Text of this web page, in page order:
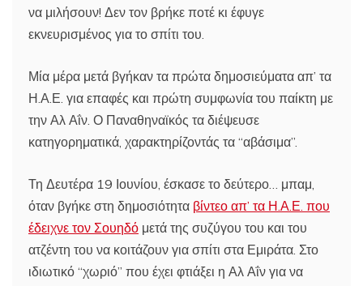
να μιλήσουν! Δεν τον βρήκε ποτέ κι έφυγε
εκνευρισμένος για το σπίτι του.
Μία μέρα μετά βγήκαν τα πρώτα δημοσιεύματα απ’ τα
Η.Α.Ε. για επαφές και πρώτη συμφωνία του παίκτη με
την Αλ Αΐν. Ο Παναθηναϊκός τα διέψευσε
κατηγορηματικά, χαρακτηρίζοντάς τα “αβάσιμα”.
Τη Δευτέρα 19 Ιουνίου, έσκασε το δεύτερο… μπαμ,
όταν βγήκε στη δημοσιότητα βίντεο απ’ τα Η.Α.Ε. που
έδειχνε τον Σουηδό μετά της συζύγου του και του
ατζέντη του να κοιτάζουν για σπίτι στα Εμιράτα. Στο
ιδιωτικό “χωριό” που έχει φτιάξει η Αλ Αΐν για να